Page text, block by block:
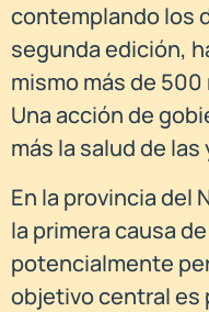
contemplando los
segunda edición,
mismo más de
Una acción de
más la salud de
En la provincia del
la primera causa
potencialmente
objetivo central es